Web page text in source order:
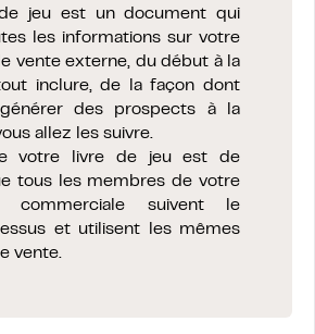
jeu est un document qui
les informations sur votre
vente externe, du début à la
inclure, de la façon dont
des prospects à la
allez les suivre.
votre livre de jeu est de
tous les membres de votre
commerciale suivent le
et utilisent les mêmes
vente.